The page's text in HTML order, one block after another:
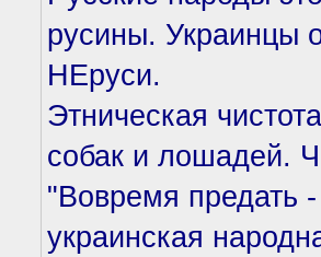
русины. Украинцы
НЕруси.
Этническая
собак и лошадей.
"Вовремя предать
украинская